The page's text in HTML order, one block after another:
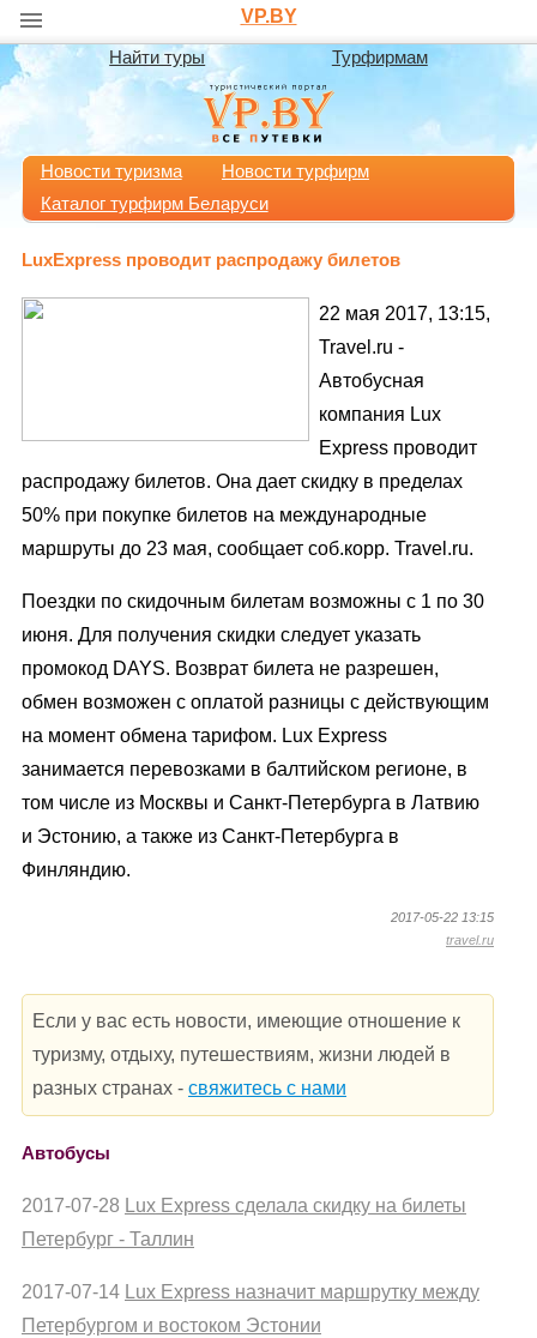
VP.BY
Найти туры Турфирмам
Новости туризма
Новости турфирм
Каталог турфирм Беларуси
LuxExpress проводит распродажу билетов
22 мая 2017, 13:15,
Travel.ru -
Автобусная
компания Lux
Express проводит
распродажу билетов. Она дает скидку в пределах
50% при покупке билетов на международные
маршруты до 23 мая, сообщает соб.корр. Travel.ru.
Поездки по скидочным билетам возможны с 1 по 30
июня. Для получения скидки следует указать
промокод DAYS. Возврат билета не разрешен,
обмен возможен с оплатой разницы с действующим
на момент обмена тарифом. Lux Express
занимается перевозками в балтийском регионе, в
том числе из Москвы и Санкт-Петербурга в Латвию
и Эстонию, а также из Санкт-Петербурга в
Финляндию.
2017-05-22 13:15
travel.ru
Если у вас есть новости, имеющие отношение к
туризму, отдыху, путешествиям, жизни людей в
разных странах - свяжитесь с нами
Автобусы
2017-07-28 Lux Express сделала скидку на билеты
Петербург - Таллин
2017-07-14 Lux Express назначит маршрутку между
Петербургом и востоком Эстонии